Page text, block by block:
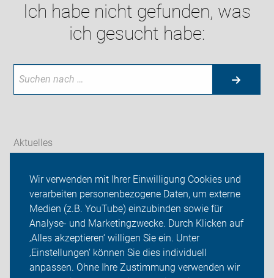
Wir verwenden mit Ihrer Einwilligung Cookies und
verarbeiten personenbezogene Daten, um externe
Medien (z.B. YouTube) einzubinden sowie für
Analyse- und Marketingzwecke. Durch Klicken auf
‚Alles akzeptieren‘ willigen Sie ein. Unter
‚Einstellungen‘ können Sie dies individuell
anpassen. Ohne Ihre Zustimmung verwenden wir
Ich habe nicht gefunden, was
ich gesucht habe:
Aktuelles
ADFC Thüringen
Sei dabei
Presse